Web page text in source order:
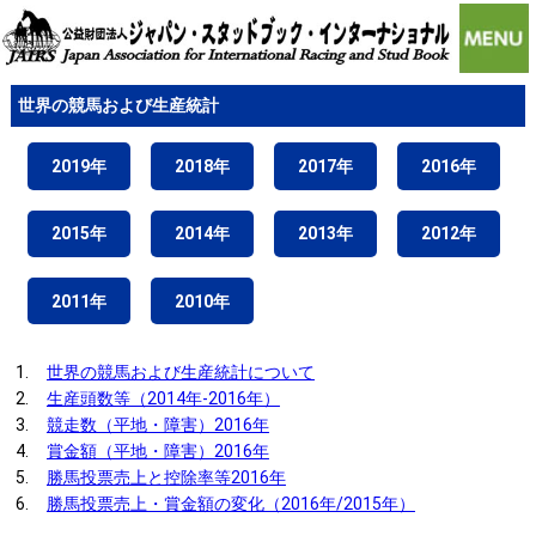
世界の競馬および生産統計
2019年 2018年 2017年 2016年
2015年 2014年 2013年 2012年
2011年 2010年
1.
世界の競馬および生産統計について
2.
生産頭数等（2014年-2016年）
3.
競走数（平地・障害）2016年
4.
賞金額（平地・障害）2016年
5.
勝馬投票売上と控除率等2016年
6.
勝馬投票売上・賞金額の変化（2016年/2015年）